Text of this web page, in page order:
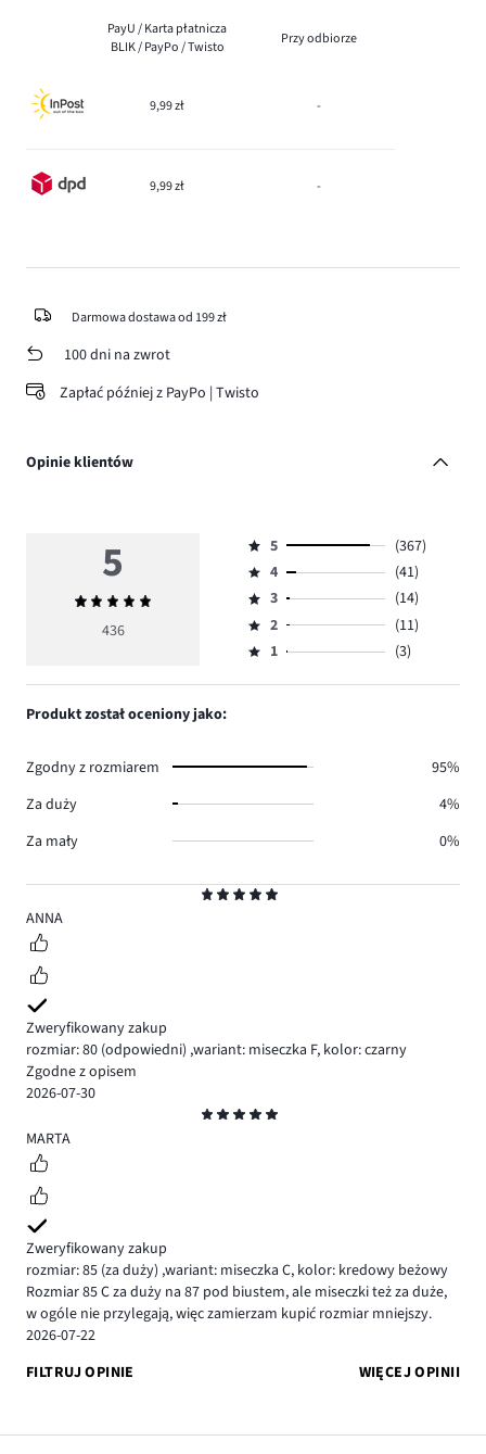
PayU / Karta płatnicza
BLIK / PayPo / Twisto
Przy odbiorze
9,99 zł -
9,99 zł -
Darmowa dostawa od 199 zł
100 dni na zwrot
Zapłać później z PayPo | Twisto
Opinie klientów
5
ANNA
Zweryfikowany zakup
rozmiar: 80 (odpowiedni) ,wariant: miseczka F, kolor: czarny
Zgodne z opisem
2026-07-30
5
MARTA
Zweryfikowany zakup
rozmiar: 85 (za duży) ,wariant: miseczka C, kolor: kredowy beżowy
Rozmiar 85 C za duży na 87 pod biustem, ale miseczki też za duże,
w ogóle nie przylegają, więc zamierzam kupić rozmiar mniejszy.
2026-07-22
FILTRUJ OPINIE
WIĘCEJ OPINII
5
Średnia
ocena
436
Ocena
5,
ilość
głosów
367.
5
(367)
Ocena
4,
ilość
głosów
4
(41)
Ocena
3,
ilość
3
(14)
Ocena
2,
2
(11)
Ocena
1,
1 (3)
Produkt został oceniony jako:
Zgodny z rozmiarem
95%
Za duży
4%
Za mały
0%